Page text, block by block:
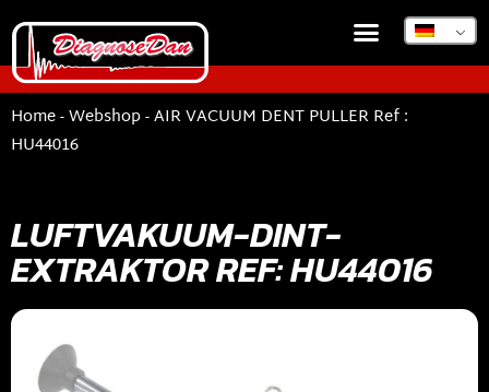
Home-Webshop-AIR VACUUM DENT PULLER Ref :
HU44016
LUFTVAKUUM-DINT-
EXTRAKTOR REF: HU44016